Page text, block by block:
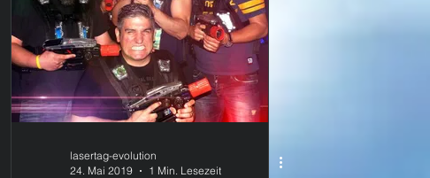
lasertag-evolution
24. Mai 2019
1 Min. Lesezeit